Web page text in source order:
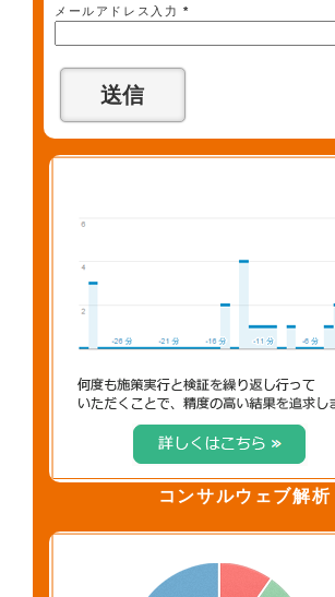
メールアドレス入力 *
コンサルウェブ解析